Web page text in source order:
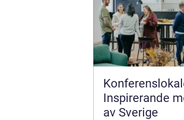
Inspirerande
av Sverige